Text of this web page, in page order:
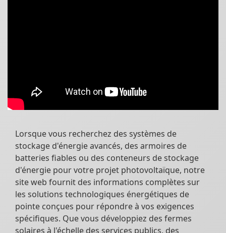
Lorsque vous recherchez des systèmes de
stockage d'énergie avancés, des armoires de
batteries fiables ou des conteneurs de stockage
d'énergie pour votre projet photovoltaïque, notre
site web fournit des informations complètes sur
les solutions technologiques énergétiques de
pointe conçues pour répondre à vos exigences
spécifiques. Que vous développiez des fermes
solaires à l'échelle des services publics, des